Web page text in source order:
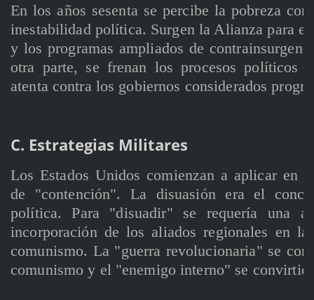
En los años sesenta se percibe la pobreza
inestabilidad política. Surgen la Alianza para
y los programas ampliados de
otra parte, se frenan los procesos políticos
atenta contra los gobiernos considerados
C. Estrategias Militares
Los Estados Unidos comienzan a aplicar en
de "contención". La disuasión era el
política. Para "disuadir" se requería una
incorporación de los aliados regionales en
comunismo. La "guerra revolucionaria" se
comunismo y el "enemigo interno" se convirtió